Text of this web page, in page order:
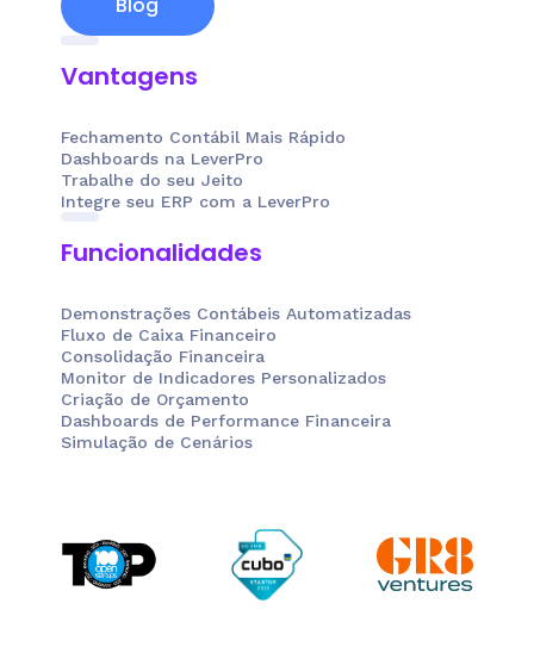
Vantagens
Fechamento Contábil Mais Rápido
Dashboards na LeverPro
Trabalhe do seu Jeito
Integre seu ERP com a LeverPro
Funcionalidades
Demonstrações Contábeis Automatizadas
Fluxo de Caixa Financeiro
Consolidação Financeira
Monitor de Indicadores Personalizados
Criação de Orçamento
Dashboards de Performance Financeira
Simulação de Cenários